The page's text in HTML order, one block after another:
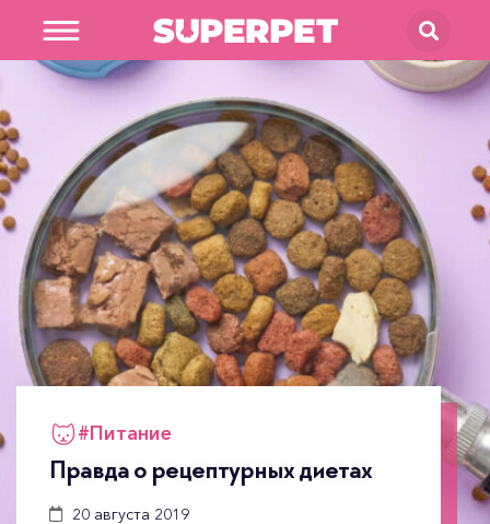
В магазин
#Питание
Правда о рецептурных диетах
20 августа 2019